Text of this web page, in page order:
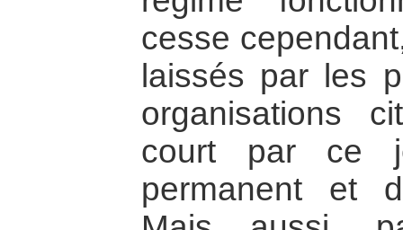
cesse
laissés par les
organisations
court par ce
permanent et